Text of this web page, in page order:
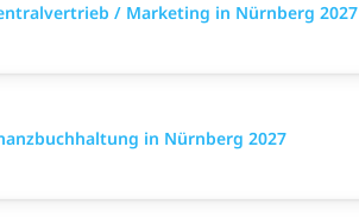
/ Marketing in Nürnberg 2027
in Nürnberg 2027